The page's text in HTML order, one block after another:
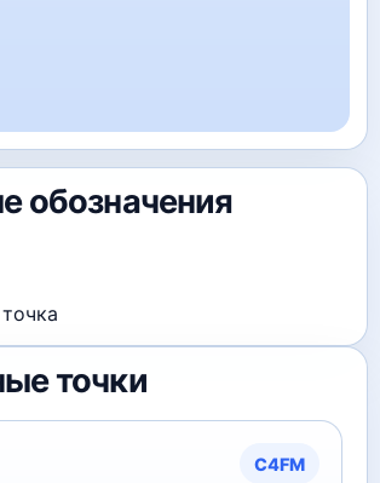
обозначения
точки
C4FM